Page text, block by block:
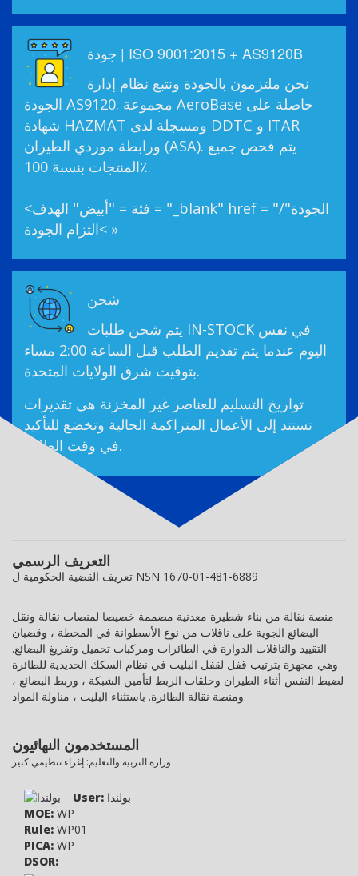
جودة | ISO 9001:2015 + AS9120B
نحن ملتزمون بالجودة ونتبع نظام إدارة
الجودة AS9120. مجموعة AeroBase حاصلة على
شهادة HAZMAT ومسجلة لدى DDTC و ITAR
ورابطة موردي الطيران (ASA). يتم فحص جميع
المنتجات بنسبة 100٪.
<فئة = "أبيض" الهدف = "_blank" href = "/الجودة"
>التزام الجودة »
شحن
يتم شحن طلبات IN-STOCK في نفس
اليوم عندما يتم تقديم الطلب قبل الساعة 2:00 مساء
بتوقيت شرق الولايات المتحدة.
تواريخ التسليم للعناصر غير المخزنة هي تقديرات
تستند إلى الأعمال المتراكمة الحالية وتخضع للتأكيد
في وقت الطلب.
التعريف الرسمي
تعريف القضية الحكومية ل NSN 1670-01-481-6889
منصة نقالة من بناء شطيرة معدنية مصممة خصيصا لمنصات نقالة ونقل
البضائع الجوية على ناقلات من نوع الأسطوانة في المحطة ، وقضبان
التقييد والناقلات الدوارة في الطائرات ومركبات تحميل وتفريغ البضائع.
وهي مجهزة بترتيب قفل لقفل البليت في نظام السكك الحديدية للطائرة
لضبط النفس أثناء الطيران وحلقات الربط لتأمين الشبكة ، وربط البضائع ،
ومنصة نقالة الطائرة. باستثناء البليت ، مناولة المواد.
المستخدمون النهائيون
وزارة التربية والتعليم: إغراء تنظيمي كبير
User: بولندا
MOE: WP
Rule: WP01
PICA: WP
DSOR: